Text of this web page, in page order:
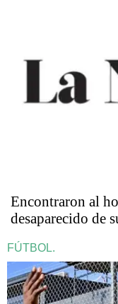
Encontraron al
desaparecido de
FÚTBOL.